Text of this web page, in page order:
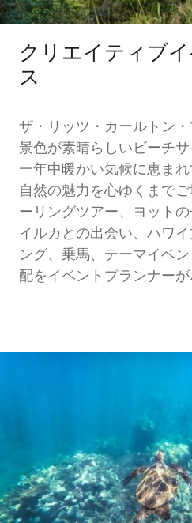
クリエイティブ
ス
ザ・リッツ・カールトン・
景色が素晴らしいビーチ
一年中暖かい気候に恵ま
自然の魅力を心ゆくまで
ーリングツアー、ヨット
イルカとの出会い、ハワ
ング、乗馬、テーマイベ
配をイベントプランナーが